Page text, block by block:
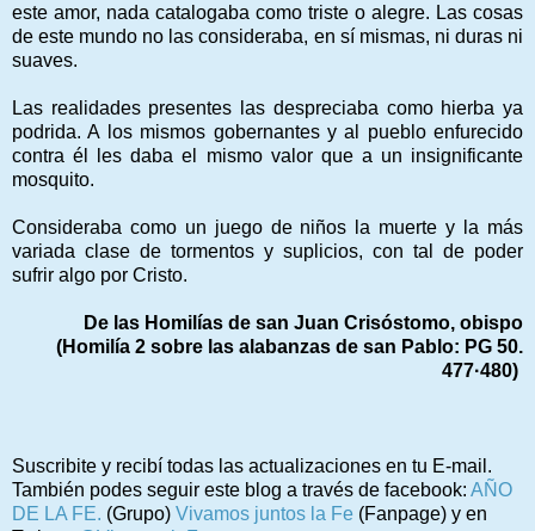
este amor, nada catalogaba como triste o alegre. Las cosas
de este mundo no las consideraba, en sí mismas, ni duras ni
suaves.
Las realidades presentes las despreciaba como hierba ya
podrida. A los mismos gobernantes y al pueblo enfurecido
contra él les daba el mismo valor que a un insignificante
mosquito.
Consideraba como un juego de niños la muerte y la más
variada clase de tormentos y suplicios, con tal de poder
sufrir algo por Cristo.
De las Homilías de san Juan Crisóstomo, obispo
(Homilía 2 sobre las alabanzas de san Pablo: PG 50.
477·480)
Suscribite y recibí todas las actualizaciones en tu E-mail.
También podes seguir este blog a través de facebook: AÑO
DE LA FE. (Grupo) Vivamos juntos la Fe (Fanpage) y en